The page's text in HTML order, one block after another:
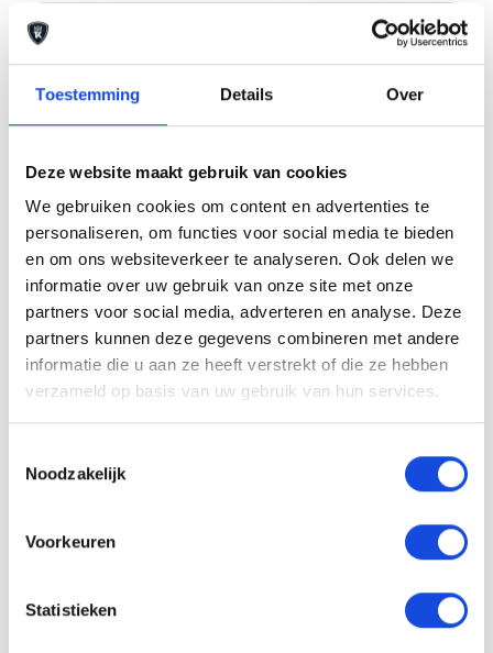
Toestemming Details Over
Deze website maakt gebruik van cookies
We gebruiken cookies om content en advertenties te
personaliseren, om functies voor social media te bieden
en om ons websiteverkeer te analyseren. Ook delen we
informatie over uw gebruik van onze site met onze
partners voor social media, adverteren en analyse. Deze
partners kunnen deze gegevens combineren met andere
informatie die u aan ze heeft verstrekt of die ze hebben
verzameld op basis van uw gebruik van hun services.
Noodzakelijk
Voorkeuren
Statistieken
Renault
Renault Captur 1.0 TCe 100 Bi-
€ 14.900,-
70.593 km 101 PK